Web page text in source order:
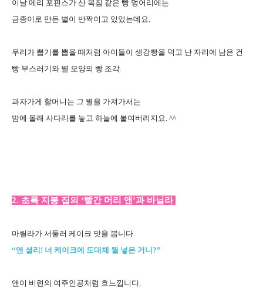
이날 메리 포핀스가 산 목침 같은 빵 덩어리에는
금종이로 만든 별이 반짝이고 있었는데요.
우리가 뽑기를 뽑을 때처럼 아이들이 생강빵을 먹고 난 자리에 남은 건
빵 부스러기와 별 모양의 빵 조각.
과자가게 할머니는 그 별을 가져가서는
밤에 몰래 사다리를 놓고 하늘에 붙여버리지요. ^^
2. 초록 지붕 집의 ‘빨간 머리 앤’과 바닐라
마릴라가 서둘러 케이크 맛을 봅니다.
“앤 셜리! 너 케이크에 도대체 뭘 넣은 거니?”
앤이 비련의 여주인공처럼 흐느낍니다.